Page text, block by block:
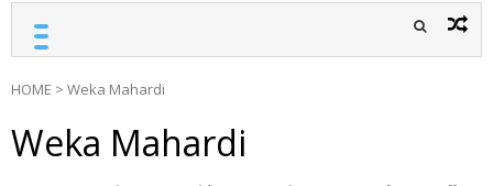
HOME > Weka Mahardi
Weka Mahardi